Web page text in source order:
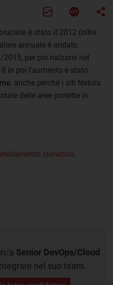
è stato il 2012 (oltre
annuale è andato
per poi rialzarsi nel
in poi l’aumento è stato
, anche perché i siti Natura
delle aree protette in
climatico,
a Senior DevOps/Cloud
nel suo team.